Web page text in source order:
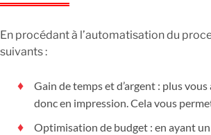
En procédant à l’automatisation du
suivants :
Gain de temps et d’argent : plus
donc en impression. Cela vous
Optimisation de budget : en ayant